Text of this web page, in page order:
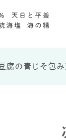
腐の青じそ包み